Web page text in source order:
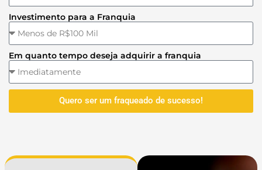
Investimento para a Franquia
Em quanto tempo deseja adquirir a franquia
Quero ser um fraqueado de sucesso!